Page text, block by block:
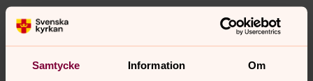
Samtycke Information Om
Avgiftssats
Kammarkollegiet fastställer avgiftssatsen, vilket justeras
Läs mer påKammarkollegiets sida om begravningsavgift